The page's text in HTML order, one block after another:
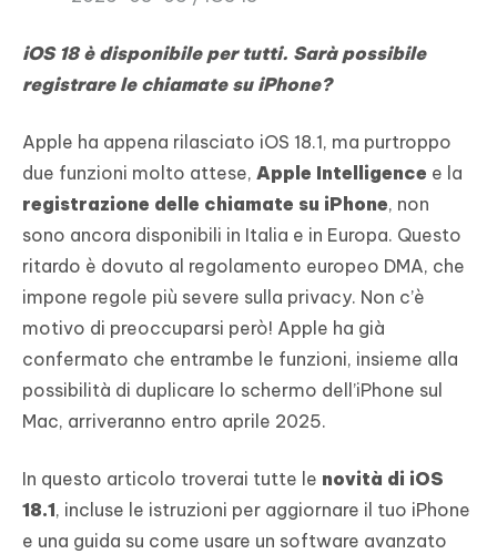
iAnyGo
iOS 18 è disponibile per tutti. Sarà possibile
registrare le chiamate su iPhone?
Apple ha appena rilasciato iOS 18.1, ma purtroppo
due funzioni molto attese, Apple Intelligence e la
registrazione delle chiamate su iPhone, non
sono ancora disponibili in Italia e in Europa. Questo
ritardo è dovuto al regolamento europeo DMA, che
impone regole più severe sulla privacy. Non c’è
motivo di preoccuparsi però! Apple ha già
confermato che entrambe le funzioni, insieme alla
possibilità di duplicare lo schermo dell’iPhone sul
Mac, arriveranno entro aprile 2025.
In questo articolo troverai tutte le novità di iOS
18.1, incluse le istruzioni per aggiornare il tuo iPhone
e una guida su come usare un software avanzato